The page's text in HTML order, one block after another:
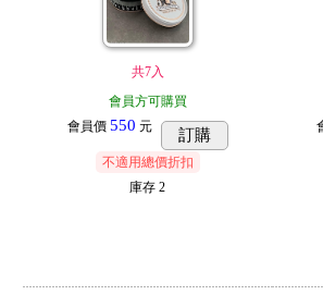
共7入
會員方可購買
會員價 550 元 訂購
不適用總價折扣
庫存 2